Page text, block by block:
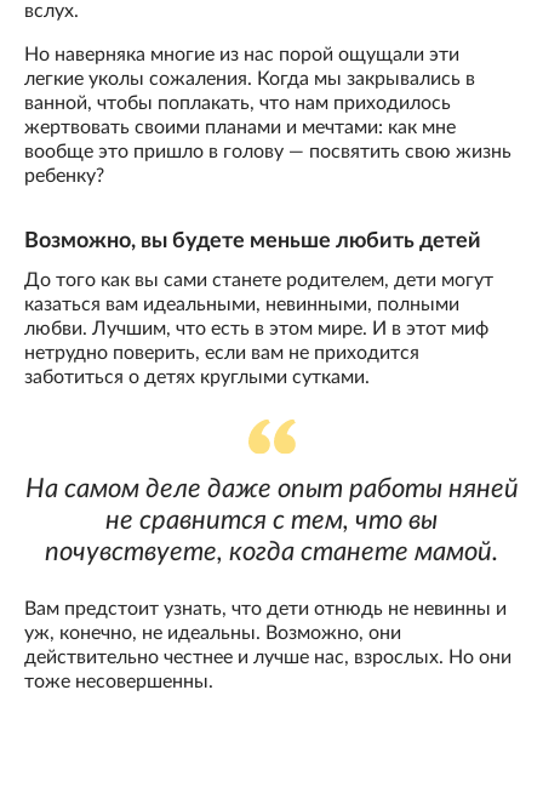
вслух.
Но наверняка многие из нас порой ощущали эти
легкие уколы сожаления. Когда мы закрывались в
ванной, чтобы поплакать, что нам приходилось
жертвовать своими планами и мечтами: как мне
вообще это пришло в голову — посвятить свою жизнь
ребенку?
Возможно, вы будете меньше любить детей
До того как вы сами станете родителем, дети могут
казаться вам идеальными, невинными, полными
любви. Лучшим, что есть в этом мире. И в этот миф
нетрудно поверить, если вам не приходится
заботиться о детях круглыми сутками.
На самом деле даже опыт работы няней
не сравнится с тем, что вы
почувствуете, когда станете мамой.
Вам предстоит узнать, что дети отнюдь не невинны и
уж, конечно, не идеальны. Возможно, они
действительно честнее и лучше нас, взрослых. Но они
тоже несовершенны.